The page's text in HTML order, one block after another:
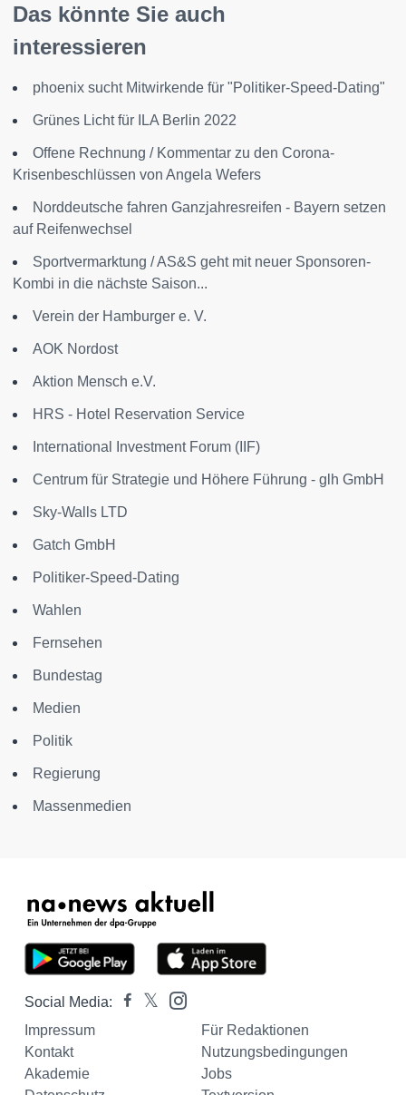
Das könnte Sie auch
interessieren
phoenix sucht Mitwirkende für "Politiker-Speed-Dating"
Grünes Licht für ILA Berlin 2022
Offene Rechnung / Kommentar zu den Corona-
Krisenbeschlüssen von Angela Wefers
Norddeutsche fahren Ganzjahresreifen - Bayern setzen
auf Reifenwechsel
Sportvermarktung / AS&S geht mit neuer Sponsoren-
Kombi in die nächste Saison...
Verein der Hamburger e. V.
AOK Nordost
Aktion Mensch e.V.
HRS - Hotel Reservation Service
International Investment Forum (IIF)
Centrum für Strategie und Höhere Führung - glh GmbH
Sky-Walls LTD
Gatch GmbH
Politiker-Speed-Dating
Wahlen
Fernsehen
Bundestag
Medien
Politik
Regierung
Massenmedien
Social Media:
Impressum
Für Redaktionen
Kontakt
Nutzungsbedingungen
Akademie
Jobs